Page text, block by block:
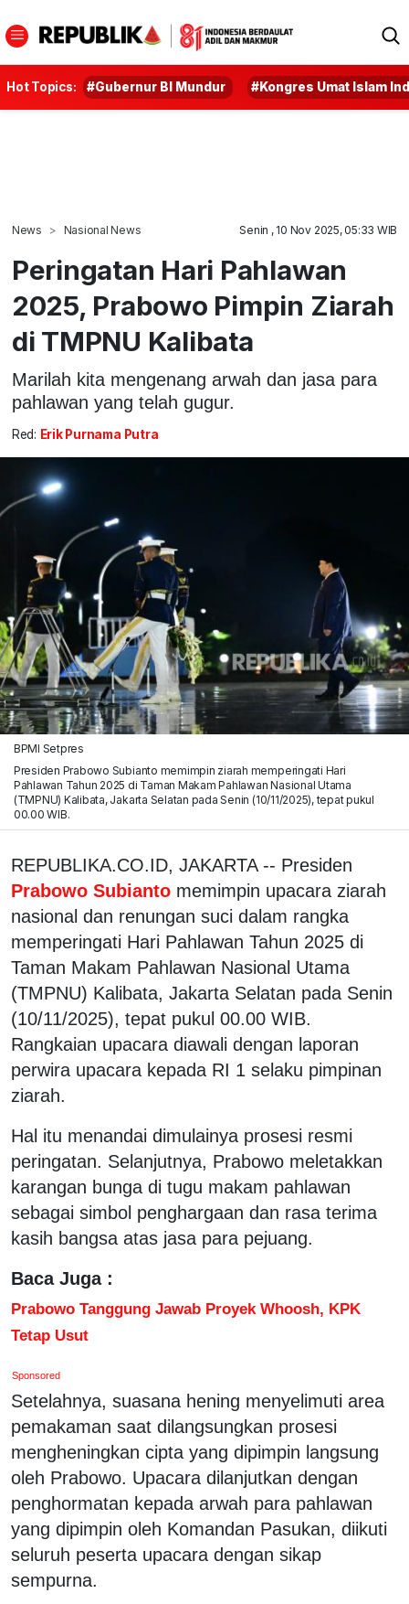
Hot Topics: #Gubernur BI Mundur #Kongres Umat Islam
News Nasional News Senin , 10 Nov 2025, 05:33 WIB
Peringatan Hari Pahlawan
2025, Prabowo Pimpin Ziarah
di TMPNU Kalibata
Marilah kita mengenang arwah dan jasa para
pahlawan yang telah gugur.
Red: Erik Purnama Putra
BPMI Setpres
Presiden Prabowo Subianto memimpin ziarah memperingati Hari
Pahlawan Tahun 2025 di Taman Makam Pahlawan Nasional Utama
(TMPNU) Kalibata, Jakarta Selatan pada Senin (10/11/2025), tepat pukul
00.00 WIB.
REPUBLIKA.CO.ID, JAKARTA -- Presiden
Prabowo Subianto memimpin upacara ziarah
nasional dan renungan suci dalam rangka
memperingati Hari Pahlawan Tahun 2025 di
Taman Makam Pahlawan Nasional Utama
(TMPNU) Kalibata, Jakarta Selatan pada Senin
(10/11/2025), tepat pukul 00.00 WIB.
Rangkaian upacara diawali dengan laporan
perwira upacara kepada RI 1 selaku pimpinan
ziarah.
Hal itu menandai dimulainya prosesi resmi
peringatan. Selanjutnya, Prabowo meletakkan
karangan bunga di tugu makam pahlawan
sebagai simbol penghargaan dan rasa terima
kasih bangsa atas jasa para pejuang.
Baca Juga :
Prabowo Tanggung Jawab Proyek Whoosh, KPK
Tetap Usut
Sponsored
Setelahnya, suasana hening menyelimuti area
pemakaman saat dilangsungkan prosesi
mengheningkan cipta yang dipimpin langsung
oleh Prabowo. Upacara dilanjutkan dengan
penghormatan kepada arwah para pahlawan
yang dipimpin oleh Komandan Pasukan, diikuti
seluruh peserta upacara dengan sikap
sempurna.